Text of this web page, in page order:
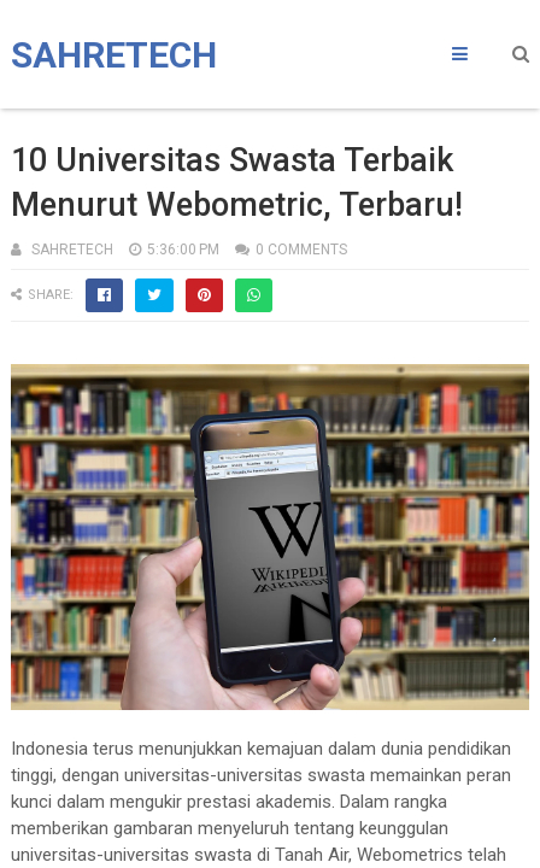
SAHRETECH
10 Universitas Swasta Terbaik
Menurut Webometric, Terbaru!
SAHRETECH 5:36:00 PM 0 COMMENTS
SHARE:
Indonesia terus menunjukkan kemajuan dalam dunia pendidikan
tinggi, dengan universitas-universitas swasta memainkan peran
kunci dalam mengukir prestasi akademis. Dalam rangka
memberikan gambaran menyeluruh tentang keunggulan
universitas-universitas swasta di Tanah Air, Webometrics telah